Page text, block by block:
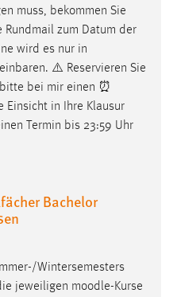
muss, bekommen Sie
Rundmail zum Datum der
wird es nur in
⚠️ Reservieren Sie
bei mir einen ⏰
Einsicht in Ihre Klausur
Termin bis 23:59 Uhr
Bachelor
Wintersemesters
jeweiligen moodle-Kurse